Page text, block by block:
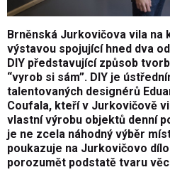
Brněnská Jurkovičova vila na
výstavou spojující hned dva
DIY představující způsob
“vyrob si sám”. DIY je
talentovaných designérů
Coufala, kteří v Jurkovičově
vlastní výrobu objektů denní
je ne zcela náhodný výběr
poukazuje na Jurkovičovo d
porozumět podstatě tvaru